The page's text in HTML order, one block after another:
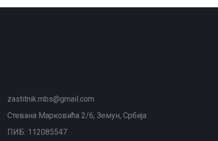
zastitnik.mbs@gmail.com
Стевана Марковића 2/6, Земун, Србија
ПИБ: 112085547